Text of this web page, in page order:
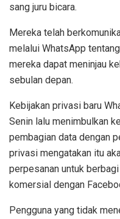
sang juru bicara.
Mereka telah
melalui WhatsApp
mereka dapat meninjau
sebulan depan.
Kebijakan privasi baru
Senin lalu menimbulkan
pembagian data dengan
privasi mengatakan itu
perpesanan untuk
komersial dengan
Pengguna yang tidak